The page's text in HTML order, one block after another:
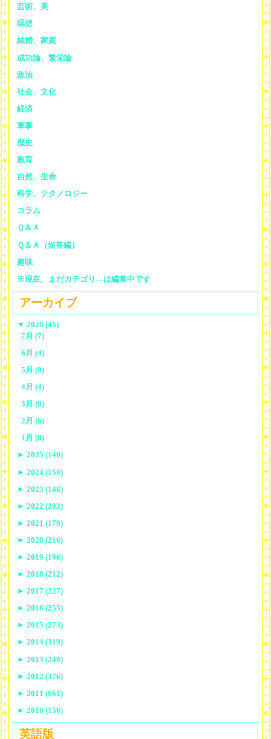
芸術、美
瞑想
結婚、家庭
成功論、繁栄論
政治
社会、文化
経済
軍事
歴史
教育
自然、生命
科学、テクノロジー
コラム
Ｑ＆Ａ
Ｑ＆Ａ（短答編）
趣味
※現在、まだカテゴリ—は編集中です
アーカイブ
▼ 2026 (45)
7月 (7)
6月 (4)
5月 (8)
4月 (4)
3月 (8)
2月 (6)
1月 (8)
► 2025 (140)
► 2024 (150)
► 2023 (148)
► 2022 (203)
► 2021 (179)
► 2020 (216)
► 2019 (196)
► 2018 (212)
► 2017 (227)
► 2016 (255)
► 2015 (273)
► 2014 (319)
► 2013 (248)
► 2012 (376)
► 2011 (661)
► 2010 (156)
英語版